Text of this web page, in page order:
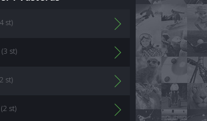
st)
(3 st)
st)
(2 st)